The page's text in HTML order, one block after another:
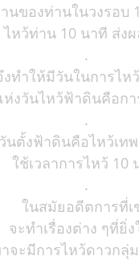
นของท่านในวงรอบ
ไหว้ท่าน 10 นาที ส่งผ
.
งทำให้มีวันในการไห
งวันไหว้ฟ้าดินคือกา
.
วันตั้งฟ้าดินคือไหว้เท
ใช้เวลาการไหว้ 10
.
ในสมัยอดีตการที่เ
จะทำเรื่องต่าง ๆที่ยิ่
าจะมีการไหว้ดาวกลุ่